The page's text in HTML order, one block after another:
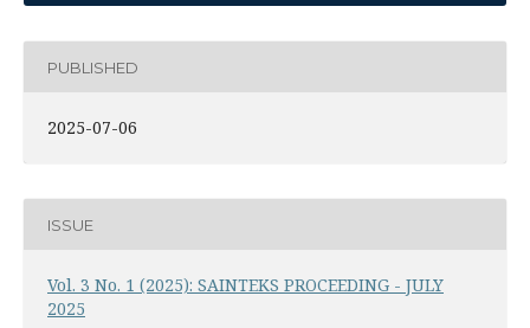
PUBLISHED
2025-07-06
ISSUE
Vol. 3 No. 1 (2025): SAINTEKS PROCEEDING - JULY
2025